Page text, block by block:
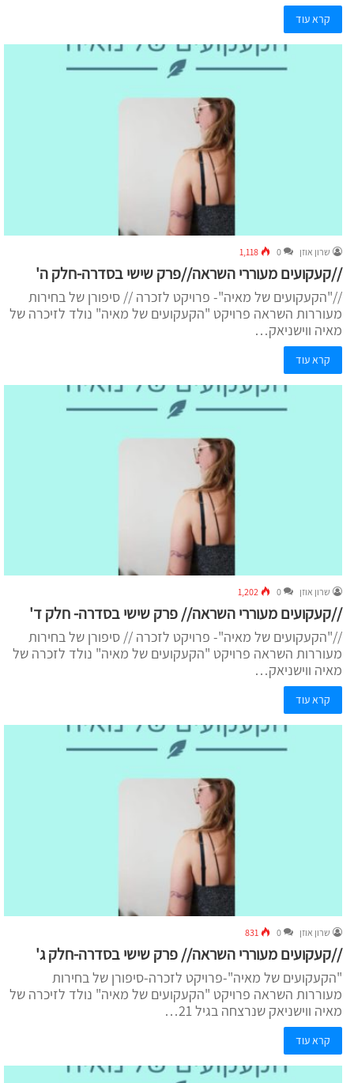
קרא עוד
שרון אוזן 0
1,118
//קעקועים מעוררי השראה//פרק שישי בסדרה-חלק ה'
//"הקעקועים של מאיה"- פרויקט לזכרה // סיפורן של בחירות
מעוררות השראה פרויקט "הקעקועים של מאיה" נולד לזיכרה של
מאיה ווישניאק…
קרא עוד
שרון אוזן 0
1,202
//קעקועים מעוררי השראה// פרק שישי בסדרה- חלק ד'
//"הקעקועים של מאיה"- פרויקט לזכרה // סיפורן של בחירות
מעוררות השראה פרויקט "הקעקועים של מאיה" נולד לזכרה של
מאיה ווישניאק…
קרא עוד
שרון אוזן 0
831
//קעקועים מעוררי השראה// פרק שישי בסדרה-חלק ג'
"הקעקועים של מאיה"-פרויקט לזכרה-סיפורן של בחירות
מעוררות השראה פרויקט "הקעקועים של מאיה" נולד לזיכרה של
מאיה ווישניאק שנרצחה בגיל 21…
קרא עוד